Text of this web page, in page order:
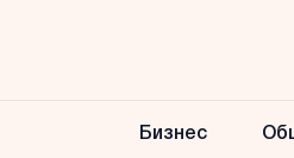
Бизнес